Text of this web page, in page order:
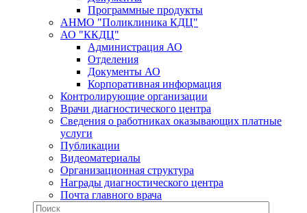
Программные продукты
АНМО "Поликлиника КДЦ"
АО "ККДЦ"
Администрация АО
Отделения
Документы АО
Корпоративная информация
Контролирующие организации
Врачи диагностического центра
Сведения о работниках оказывающих платные
услуги
Публикации
Видеоматериалы
Организационная структура
Награды диагностического центра
Почта главного врача